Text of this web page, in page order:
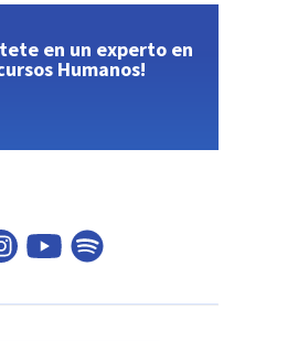
en un experto en
Humanos!